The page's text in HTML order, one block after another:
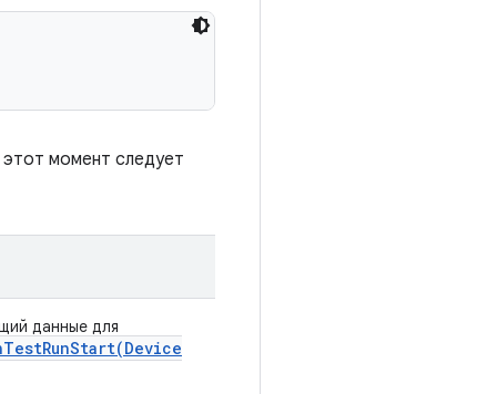
момент следует
данные для
Device